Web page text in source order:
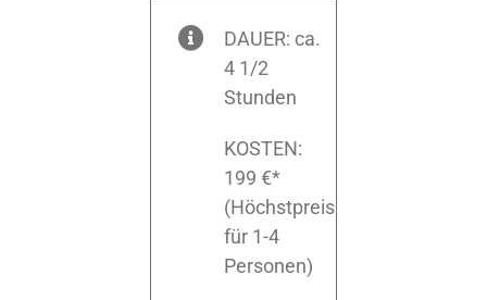
DAUER: ca.
4 1/2
Stunden
KOSTEN:
199 €*
(Höchstpreis
für 1-4
Personen)